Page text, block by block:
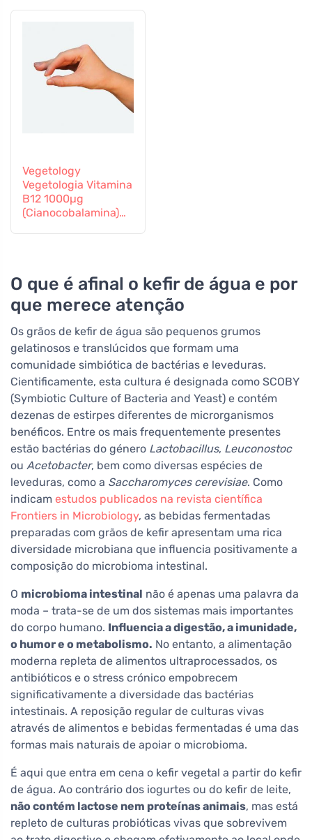
Vegetology
Vegetologia Vitamina
B12 1000µg
(Cianocobalamina)
O que é afinal o kefir de água e por
que merece atenção
Os grãos de kefir de água são pequenos grumos
gelatinosos e translúcidos que formam uma
comunidade simbiótica de bactérias e leveduras.
Cientificamente, esta cultura é designada como SCOBY
(Symbiotic Culture of Bacteria and Yeast) e contém
dezenas de estirpes diferentes de microrganismos
benéficos. Entre os mais frequentemente presentes
estão bactérias do género Lactobacillus, Leuconostoc
ou Acetobacter, bem como diversas espécies de
leveduras, como a Saccharomyces cerevisiae. Como
indicam estudos publicados na revista científica
Frontiers in Microbiology, as bebidas fermentadas
preparadas com grãos de kefir apresentam uma rica
diversidade microbiana que influencia positivamente a
composição do microbioma intestinal.
O microbioma intestinal não é apenas uma palavra da
moda – trata-se de um dos sistemas mais importantes
do corpo humano. Influencia a digestão, a imunidade,
o humor e o metabolismo. No entanto, a alimentação
moderna repleta de alimentos ultraprocessados, os
antibióticos e o stress crónico empobrecem
significativamente a diversidade das bactérias
intestinais. A reposição regular de culturas vivas
através de alimentos e bebidas fermentadas é uma das
formas mais naturais de apoiar o microbioma.
É aqui que entra em cena o kefir vegetal a partir do kefir
de água. Ao contrário dos iogurtes ou do kefir de leite,
não contém lactose nem proteínas animais, mas está
repleto de culturas probióticas vivas que sobrevivem